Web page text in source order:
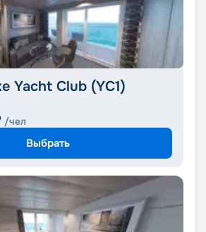
Yacht Club (YC1)
/чел
Выбрать